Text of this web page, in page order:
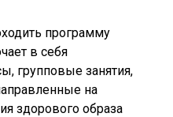
программу
в себя
групповые занятия,
на
здорового образа